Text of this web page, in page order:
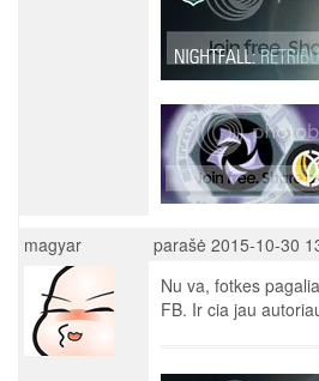
magyar parašė 2015-10-30
Nu va, fotkes
FB. Ir cia jau